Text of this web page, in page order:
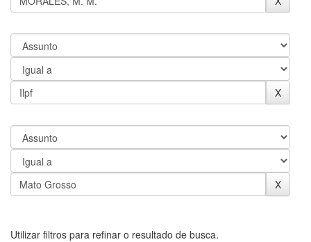
Utilizar filtros para refinar o resultado de busca.